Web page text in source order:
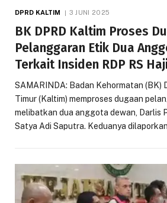
DPRD KALTIM 3 JUNI 2025
BK DPRD Kaltim Proses
Pelanggaran Etik Dua
Terkait Insiden RDP RS
SAMARINDA: Badan Kehormatan (BK)
Timur (Kaltim) memproses dugaan
melibatkan dua anggota dewan, Darlis
Satya Adi Saputra. Keduanya